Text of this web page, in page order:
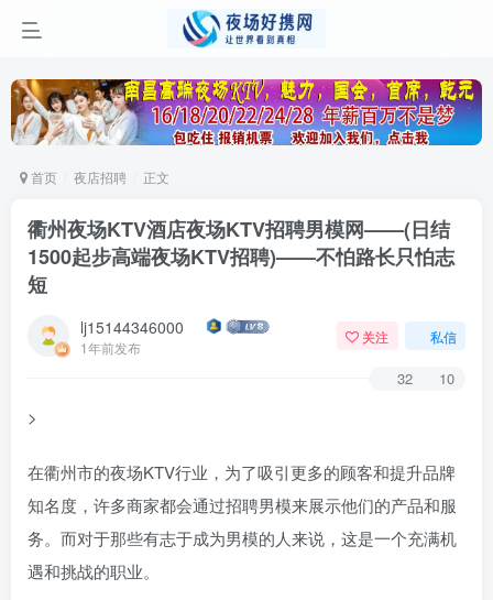
首页 夜店招聘 正文
衢州夜场KTV酒店夜场KTV招聘男模网——(日结
1500起步高端夜场KTV招聘)——不怕路长只怕志
短
lj15144346000
1年前发布
关注 私信
32 10
>
在衢州市的夜场KTV行业，为了吸引更多的顾客和提升品牌
知名度，许多商家都会通过招聘男模来展示他们的产品和服
务。而对于那些有志于成为男模的人来说，这是一个充满机
遇和挑战的职业。